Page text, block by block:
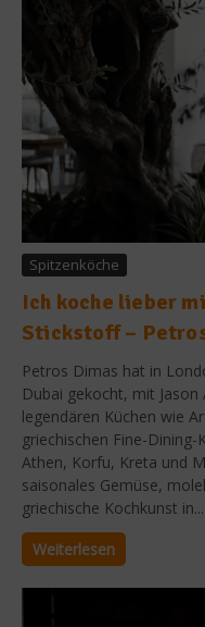
Spitzenköche
Ich koche lieber
Stickstoff –
Petros Dimas hat in
Dubai gekocht, mit
legendären Küchen wie
griechischen Fine-
Athen, Korfu, Kreta und
saisonales Gemüse,
griechische Kochkunst in...
Weiterlesen